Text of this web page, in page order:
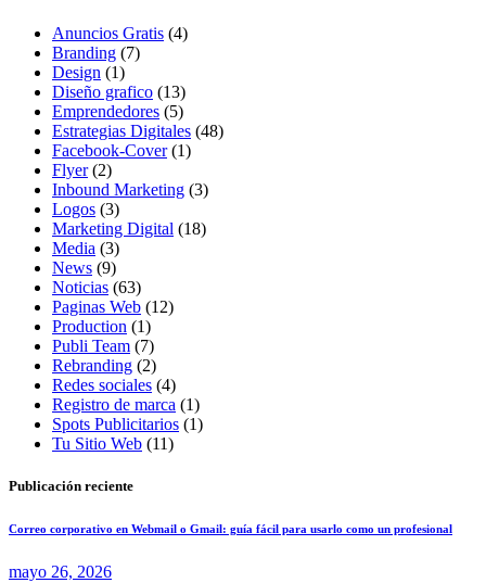
Anuncios Gratis (4)
Branding (7)
Design (1)
Diseño grafico (13)
Emprendedores (5)
Estrategias Digitales (48)
Facebook-Cover(1)
Flyer(2)
Inbound Marketing (3)
Logos (3)
Marketing Digital (18)
Media (3)
News (9)
Noticias (63)
Paginas Web (12)
Production (1)
Publi Team (7)
Rebranding (2)
Redes sociales (4)
Registro de marca (1)
Spots Publicitarios (1)
Tu Sitio Web (11)
Publicación reciente
Correo corporativo en Webmail o Gmail: guía fácil para usarlo como un profesional
mayo 26, 2026